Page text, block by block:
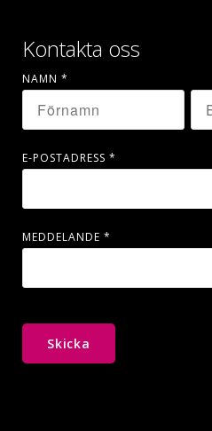
Kontakta oss
NAMN *
E-POSTADRESS *
MEDDELANDE *